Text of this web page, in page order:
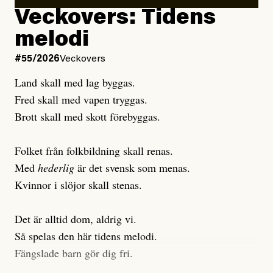
Publicerad6 August, 2026
Uppdaterad7 August, 2026
Publicerad3 August, 2026
Uppdaterad3 August, 2026
Veckovers: Tidens
melodi
#55/2026Veckovers
Land skall med lag byggas.
Fred skall med vapen tryggas.
Brott skall med skott förebyggas.
Folket från folkbildning skall renas.
Med hederlig är det svensk som menas.
Kvinnor i slöjor skall stenas.
Det är alltid dom, aldrig vi.
Så spelas den här tidens melodi.
Fängslade barn gör dig fri.